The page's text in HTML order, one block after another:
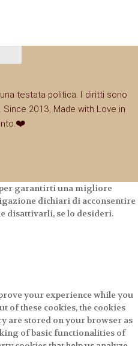
testata politica. I diritti sono
2013, Made with Love in
garantirti una migliore
dichiari di acconsentire
disattivarli, se lo desideri.
your experience while you
of these cookies, the cookies
are stored on your browser as
of basic functionalities of